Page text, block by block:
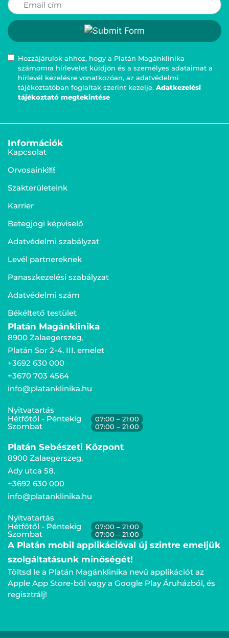
Hozzájárulok ahhoz, hogy a Platán Magánklinika
számomra hírlevelet küldjön és a személyes adataimat a
hírlevél kezelésre vonatkozóan, az adatvédelmi
tájékoztatóban foglaltak szerint kezelje. Adatkezelési
tájékoztató megtekintése
Információk
Kapcsolat
Orvosaink￼
Szakterületeink
Karrier
Betegjogi képviselő
Adatvédelmi szabályzat
Levél partnereknek
Panaszkezelési szabályzat
Adatvédelmi szám
Békéltető testület
Platán Magánklinika
8900 Zalaegerszeg,
Platán Sor 2-4. III. emelet
+3692 630 000
+3670 703 4564
info@platanklinika.hu
Nyitvatartás
Hétfőtől - Péntekig
07:00 – 21:00
Szombat 07:00 – 21:00
Platán Sebészeti Központ
8900 Zalaegerszeg,
Ady utca 58.
+3692 630 000
info@platanklinika.hu
Nyitvatartás
Hétfőtől - Péntekig
07:00 – 21:00
Szombat 07:00 – 21:00
A Platán mobil applikációval új szintre emeljük
szolgáltatásunk minőségét!
Töltsd le a Platán Magánklinika nevű applikációt az
Apple App Store-ból vagy a Google Play Áruházból, és
regisztrálj!